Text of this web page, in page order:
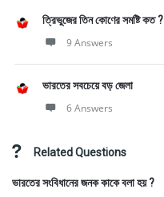
ত্রিভুজের তিন কোণের সমষ্টি কত ?
9 Answers
ভারতের সবচেয়ে বড় জেলা
6 Answers
Related Questions
ভারতের সংবিধানের জনক কাকে বলা হয় ?